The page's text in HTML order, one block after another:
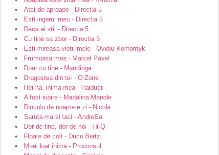
Atat de aproape - Directia 5
Esti ingerul meu - Directia 5
Daca ai stii - Directia 5
Cu tine sa zbor - Directia 5
Esti mireasa vietii mele - Ovidiu Komornyk
Frumoasa mea - Marcel Pavel
Doar cu tine - Mandinga
Dragostea din tei - O-Zone
Hei ha, inima mea - Haiducii
A fost iubire - Madalina Manole
Dincolo de noapte e zi - Nicola
Saruta-ma si taci - AndreEa
Dor de tine, dor de noi - Hi-Q
Floare de colt - Ducu Bertzi
Mi-ai luat inima - Proconsul